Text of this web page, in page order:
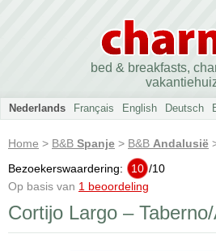
bed & breakfasts,
Nederlands Français English Deutsch
Home > B&B Spanje > B&B Andalusië
Bezoekerswaardering:
10 /10
Op basis van 1 beoordeling
Cortijo Largo –